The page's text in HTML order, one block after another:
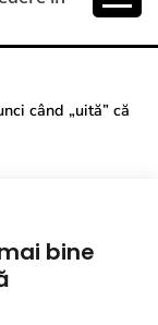
când „uită” că
bine